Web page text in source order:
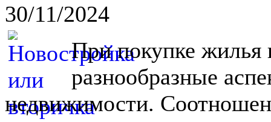
30/11/2024
При покупке жилья
разнообразные
недвижимости.